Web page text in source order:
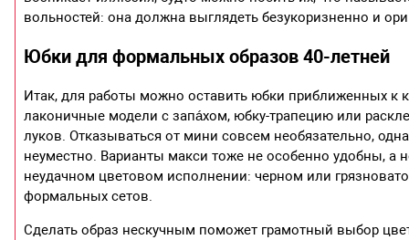
вольностей: она должна выглядеть безукоризненно и
Юбки для формальных образов 40-летней
Итак, для работы можно оставить юбки приближенных
лаконичные модели с запáхом, юбку-трапецию или
луков. Отказываться от мини совсем необязательно,
неуместно. Варианты макси тоже не особенно удобны,
неудачном цветовом исполнении: черном или
формальных сетов.
Сделать образ нескучным поможет грамотный выбор